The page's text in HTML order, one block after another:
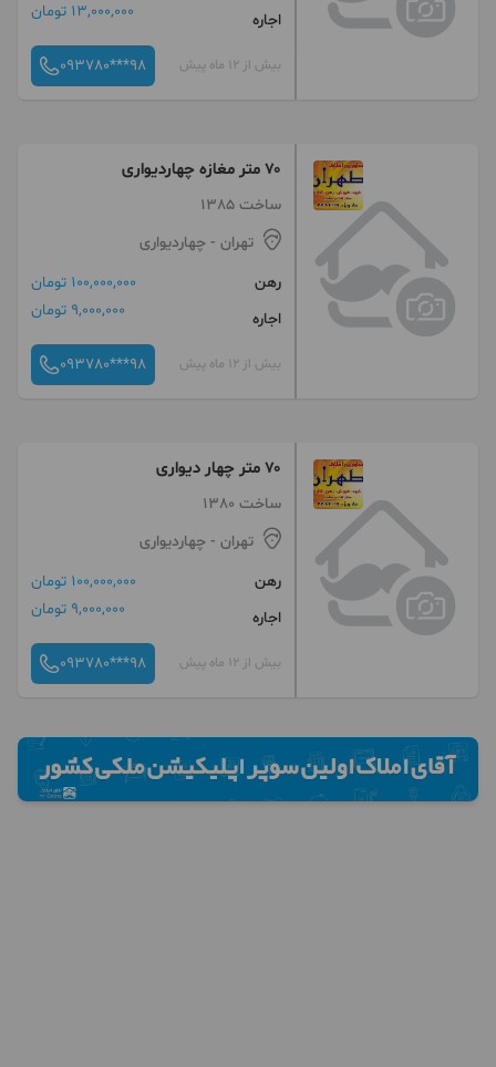
اجاره 13,000,000 تومان
بیش از 12 ماه پیش 093780***98
۷۰ متر مغازه چهاردیواری
ساخت 1385
تهران - چهاردیواری
رهن
100,000,000 تومان
اجاره
9,000,000 تومان
بیش از 12 ماه پیش 093780***98
۷۰ متر چهار دیواری
ساخت 1380
تهران - چهاردیواری
رهن
100,000,000 تومان
اجاره
9,000,000 تومان
بیش از 12 ماه پیش 093780***98